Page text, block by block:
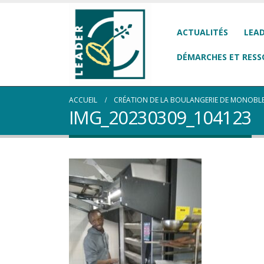
ACTUALITÉS
DÉMARCHES ET
ACCUEIL CRÉATION DE LA BOULANGERIE DE
IMG_20230309_104123